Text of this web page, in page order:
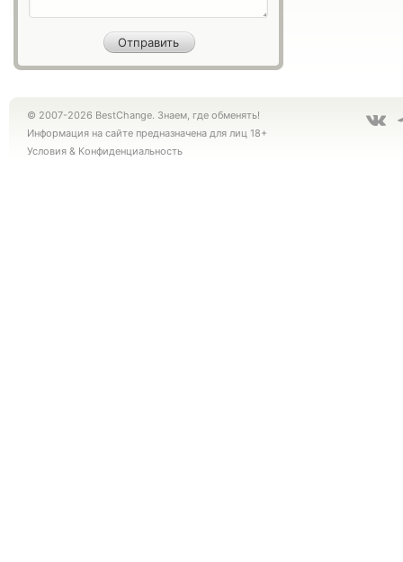
© 2007-2026 BestChange. Знаем, где обменять!
Информация на сайте предназначена для лиц 18+
Условия & Конфиденциальность